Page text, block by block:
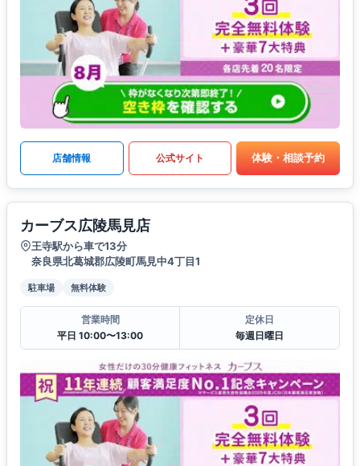
店舗情報 公式サイト 体験・相談予約
カーブス広陵馬見店
王寺駅から車で13分
奈良県北葛城郡広陵町馬見中4丁目1
駐車場 無料体験
営業時間
平日 10:00〜13:00
定休日
毎週日曜日